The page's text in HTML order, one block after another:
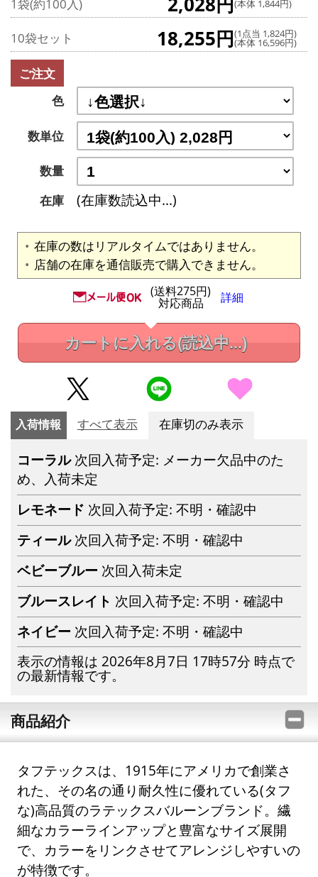
1袋(約100入) (本体 1,844円)
10袋セット 18,255円(1点当 1,824円)
(本体 16,596円)
ご注文
色
数単位
数量
在庫
(在庫数読込中...)
在庫の数はリアルタイムではありません。
店舗の在庫を通信販売で購入できません。
(送料275円)
対応商品 詳細
カートに入れる(読込中...)
入荷情報 すべて表示 在庫切のみ表示
コーラル 次回入荷予定: メーカー欠品中のた
め、入荷未定
レモネード 次回入荷予定: 不明・確認中
ティール 次回入荷予定: 不明・確認中
ベビーブルー 次回入荷未定
ブルースレイト 次回入荷予定: 不明・確認中
ネイビー 次回入荷予定: 不明・確認中
表示の情報は 2026年8月7日 17時57分 時点で
の最新情報です。
商品紹介
タフテックスは、1915年にアメリカで創業さ
れた、その名の通り耐久性に優れている(タフ
な)高品質のラテックスバルーンブランド。繊
細なカラーラインアップと豊富なサイズ展開
で、カラーをリンクさせてアレンジしやすいの
が特徴です。